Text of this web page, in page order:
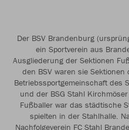
Der BSV Brandenburg
ein Sportverein aus
Ausgliederung der Sektionen
den BSV waren sie
Betriebssportgemeinschaft des
und der BSG Stahl
Fußballer war das städtische
spielten in der Stahlhalle.
Nachfolgeverein FC Stahl